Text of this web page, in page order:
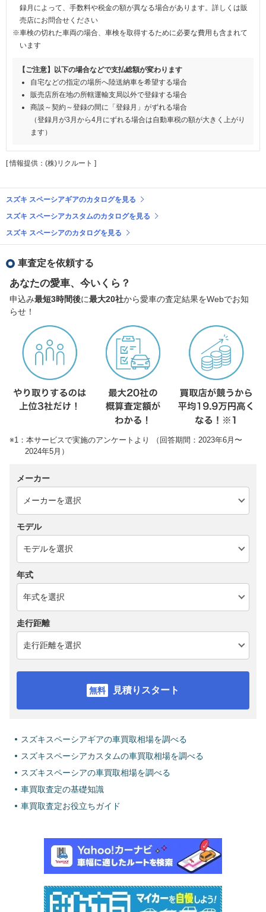
録月によって、手数料や税金の額が異なる場合があります。詳しくは販
売店にお問合せください
※車検の切れた車両の場合、車検を取得するために必要な費用も含まれて
います
【ご注意】以下の場合などで支払総額が変わります
自宅などの指定の場所へ陸送納車を希望する場合
販売店所在地の所轄運輸支局以外で登録する場合
商談～契約～登録の間に「登録月」がずれる場合
（登録月が3月から4月にずれる場合は自動車税の額が大きく上がり
ます）
[ 情報提供：(株)リクルート ]
スズキ スペーシアギアのカタログを見る
スズキ スペーシアカスタムのカタログを見る
スズキ スペーシアのカタログを見る
車査定を依頼する
あなたの愛車、今いくら？
申込み最短3時間後に最大20社から愛車の査定結果をWebでお知
らせ！
※1：本サービスで実施のアンケートより （回答期間：2023年6月〜
2024年5月）
メーカー
モデル
年式
走行距離
見積りスタート
スズキスペーシアギアの車買取相場を調べる
スズキスペーシアカスタムの車買取相場を調べる
スズキスペーシアの車買取相場を調べる
車買取査定の基礎知識
車買取査定お役立ちガイド